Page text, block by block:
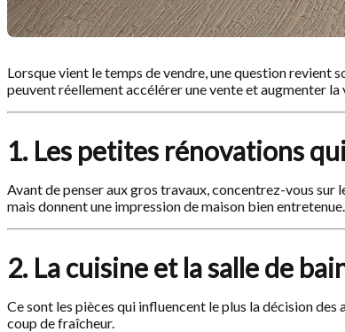
Lorsque vient le temps de vendre, une question revient
peuvent réellement accélérer une vente et augmenter
1. Les petites rénovations
Avant de penser aux gros travaux, concentrez-vous
mais donnent une impression de maison bien entretenue.
2. La cuisine et la salle de
Ce sont les pièces qui influencent le plus la décision
coup de fraîcheur.